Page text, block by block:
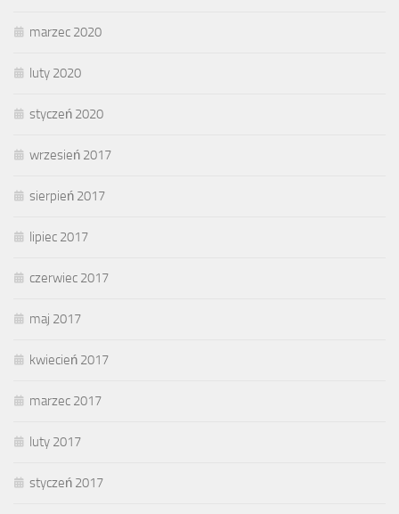
marzec 2020
luty 2020
styczeń 2020
wrzesień 2017
sierpień 2017
lipiec 2017
czerwiec 2017
maj 2017
kwiecień 2017
marzec 2017
luty 2017
styczeń 2017